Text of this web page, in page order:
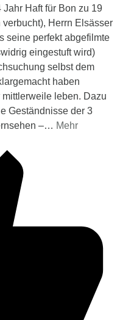
Haft für Bon zu 19
Herrn Elsässer
seine perfekt abgefilmte
eingestuft wird)
selbst dem
haben
leben. Dazu
Geständnisse der 3
–… Mehr